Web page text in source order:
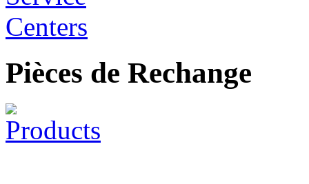
Pièces de Rechange